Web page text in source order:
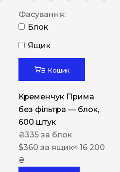
Фасування:
Блок
Ящик
В Кошик
Кременчук Прима
без фільтра — блок,
600 штук
₴335 за блок
$360 за ящик≈ 16 200
₴